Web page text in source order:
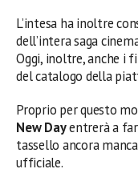
L’intesa ha inoltre
dell’intera saga
Oggi, inoltre, anche i
del catalogo della
Proprio per questo
New Dayentrerà a
tassello ancora
ufficiale.